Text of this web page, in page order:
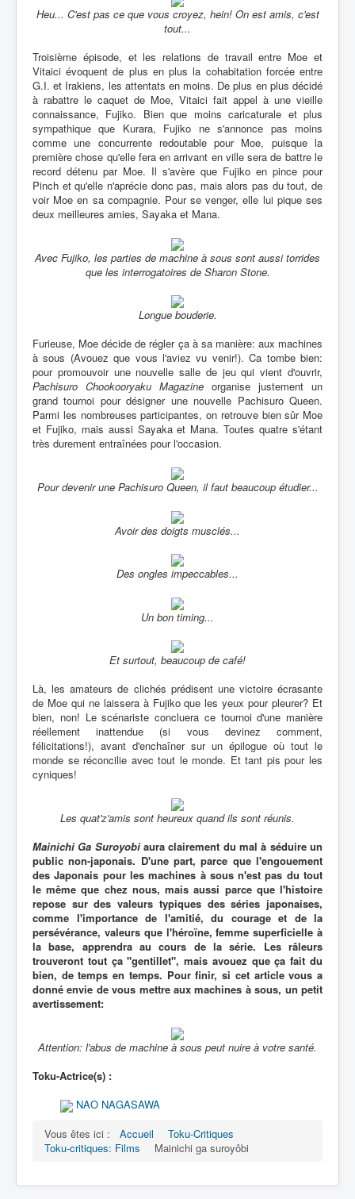
Heu... C'est pas ce que vous croyez, hein! On est amis, c'est
tout...
Troisième épisode, et les relations de travail entre Moe et
Vitaici évoquent de plus en plus la cohabitation forcée entre
G.I. et Irakiens, les attentats en moins. De plus en plus décidé
à rabattre le caquet de Moe, Vitaici fait appel à une vieille
connaissance, Fujiko. Bien que moins caricaturale et plus
sympathique que Kurara, Fujiko ne s'annonce pas moins
comme une concurrente redoutable pour Moe, puisque la
première chose qu'elle fera en arrivant en ville sera de battre le
record détenu par Moe. Il s'avère que Fujiko en pince pour
Pinch et qu'elle n'aprécie donc pas, mais alors pas du tout, de
voir Moe en sa compagnie. Pour se venger, elle lui pique ses
deux meilleures amies, Sayaka et Mana.
Avec Fujiko, les parties de machine à sous sont aussi torrides
que les interrogatoires de Sharon Stone.
Longue bouderie.
Furieuse, Moe décide de régler ça à sa manière: aux machines
à sous (Avouez que vous l'aviez vu venir!). Ca tombe bien:
pour promouvoir une nouvelle salle de jeu qui vient d'ouvrir,
Pachisuro Chookooryaku Magazine organise justement un
grand tournoi pour désigner une nouvelle Pachisuro Queen.
Parmi les nombreuses participantes, on retrouve bien sûr Moe
et Fujiko, mais aussi Sayaka et Mana. Toutes quatre s'étant
très durement entraînées pour l'occasion.
Pour devenir une Pachisuro Queen, il faut beaucoup étudier...
Avoir des doigts musclés...
Des ongles impeccables...
Un bon timing...
Et surtout, beaucoup de café!
Là, les amateurs de clichés prédisent une victoire écrasante
de Moe qui ne laissera à Fujiko que les yeux pour pleurer? Et
bien, non! Le scénariste concluera ce tournoi d'une manière
réellement inattendue (si vous devinez comment,
félicitations!), avant d'enchaîner sur un épilogue où tout le
monde se réconcilie avec tout le monde. Et tant pis pour les
cyniques!
Les quat'z'amis sont heureux quand ils sont réunis.
Mainichi Ga Suroyobiaura clairement du mal à séduire un
public non-japonais. D'une part, parce que l'engouement
des Japonais pour les machines à sous n'est pas du tout
le même que chez nous, mais aussi parce que l'histoire
repose sur des valeurs typiques des séries japonaises,
comme l'importance de l'amitié, du courage et de la
persévérance, valeurs que l'héroïne, femme superficielle à
la base, apprendra au cours de la série. Les râleurs
trouveront tout ça "gentillet", mais avouez que ça fait du
bien, de temps en temps. Pour finir, si cet article vous a
donné envie de vous mettre aux machines à sous, un petit
avertissement:
Attention: l'abus de machine à sous peut nuire à votre santé.
Toku-Actrice(s) :
NAO NAGASAWA
Vous êtes ici :
Accueil
Toku-Critiques
Toku-critiques: Films
Mainichi ga suroyôbi